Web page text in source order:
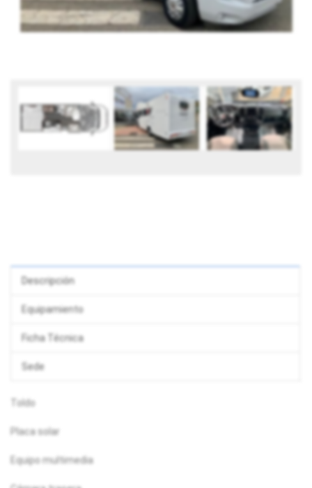
Descripción
Equipamiento
Ficha Técnica
Sede
Toldo
Placa solar
Equipo multimedia